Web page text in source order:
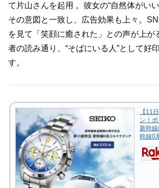
て片山さんを起用 。彼女の“自然体がい
その意図と一致し、広告効果も上々。
を見て「笑顔に癒された」との声が上が
者の読み通り、“そばにいる人”として好
す。
【11
ン！
新幹
幹線0